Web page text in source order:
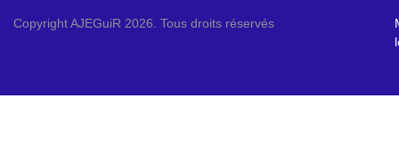
Copyright AJEGuiR 2026. Tous droits réservés